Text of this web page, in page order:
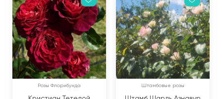
Розы Флорибунда Штамбовые розы